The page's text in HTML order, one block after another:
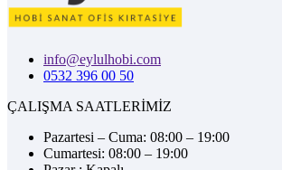
info@eylulhobi.com
0532 396 00 50
ÇALIŞMA SAATLERİMİZ
Pazartesi – Cuma: 08:00 – 19:00
Cumartesi: 08:00 – 19:00